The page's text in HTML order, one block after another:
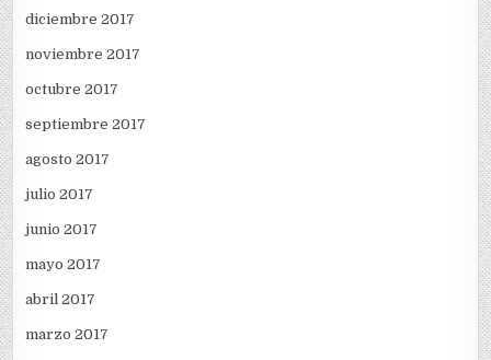
diciembre 2017
noviembre 2017
octubre 2017
septiembre 2017
agosto 2017
julio 2017
junio 2017
mayo 2017
abril 2017
marzo 2017